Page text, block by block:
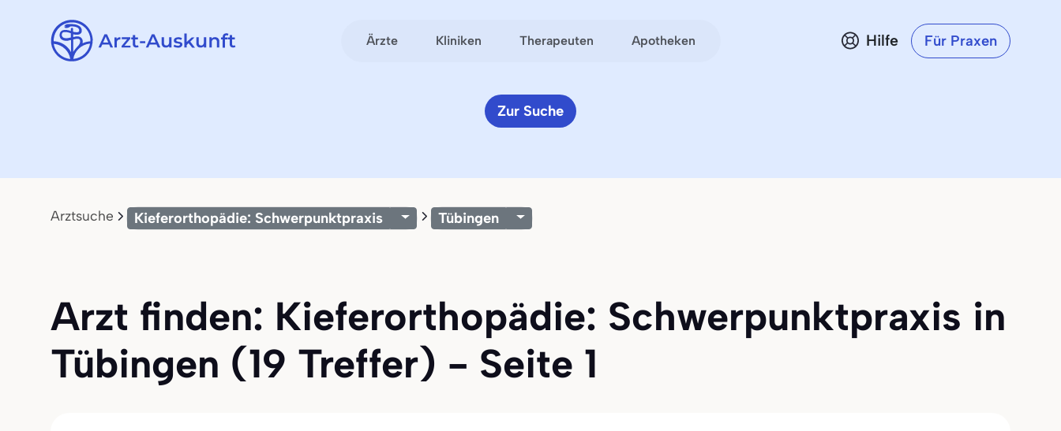
Ärzte Kliniken Therapeuten Apotheken Hilfe Für Praxen
Zur Suche
Arztsuche Kieferorthopädie: Schwerpunktpraxis Tübingen
Arzt finden: Kieferorthopädie: Schwerpunktpraxis in
Tübingen (19 Treffer) - Seite 1